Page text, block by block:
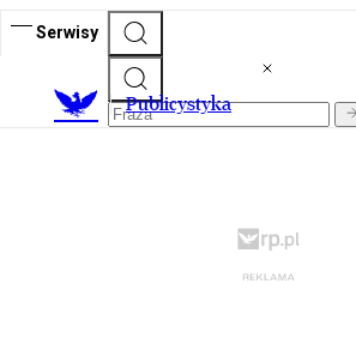
Serwisy
Publicystyka